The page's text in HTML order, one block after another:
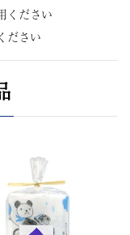
ください
ださい